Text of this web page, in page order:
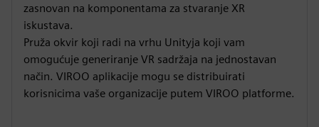
zasnovan na komponentama za stvaranje XR
iskustava.
Pruža okvir koji radi na vrhu Unityja koji vam
omogućuje generiranje VR sadržaja na jednostavan
način. VIROO aplikacije mogu se distribuirati
korisnicima vaše organizacije putem VIROO platforme.